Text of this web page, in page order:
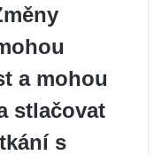
a mohou
stlačovat
s